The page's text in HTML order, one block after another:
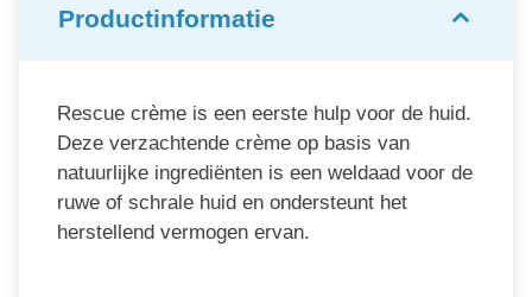
Productinformatie
Rescue crème is een eerste hulp voor de huid.
Deze verzachtende crème op basis van
natuurlijke ingrediënten is een weldaad voor de
ruwe of schrale huid en ondersteunt het
herstellend vermogen ervan.